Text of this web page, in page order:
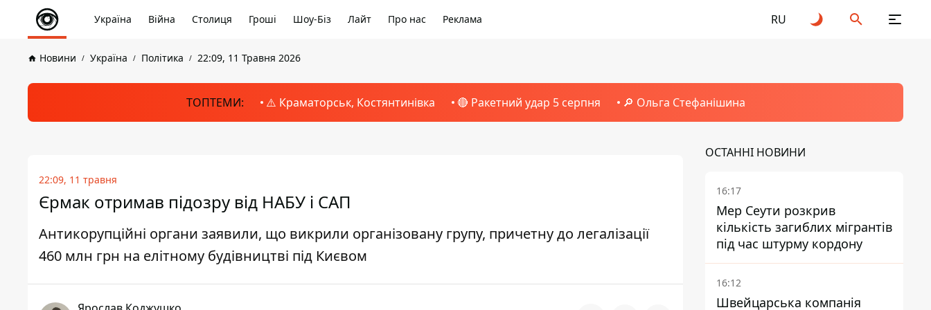
Україна Війна Столиця Гроші Шоу-Біз Лайт Про нас Реклама RU
Новини Україна Політика 22:09, 11 Травня 2026
ТОПТЕМИ: ⚠️ Краматорськ, Костянтинівка 🔴 Ракетний удар 5 серпня 🔎 Ольга Стефанішина
22:09, 11 травня
Єрмак отримав підозру від НАБУ і САП
Антикорупційні органи заявили, що викрили організовану групу, причетну до легалізації
460 млн грн на елітному будівництві під Києвом
ОСТАННІ НОВИНИ
16:17
Мер Сеути розкрив
кількість загиблих мігрантів
під час штурму кордону
16:12
Швейцарська компанія